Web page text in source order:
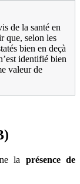
de la santé en
que, selon les
bien en deçà
identifié bien
valeur de
la présence de